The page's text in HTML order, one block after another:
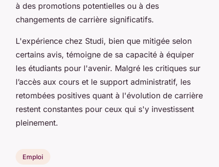
à des promotions potentielles ou à des
changements de carrière significatifs.
L'expérience chez Studi, bien que mitigée selon
certains avis, témoigne de sa capacité à équiper
les étudiants pour l'avenir. Malgré les critiques sur
l’accès aux cours et le support administratif, les
retombées positives quant à l'évolution de carrière
restent constantes pour ceux qui s'y investissent
pleinement.
Emploi